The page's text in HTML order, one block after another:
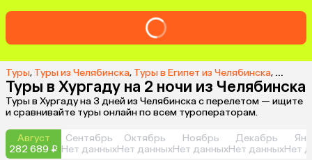
Туры, Туры из Челябинска, Туры в Египет из Челябинска, Туры в
Туры в Хургаду на 2 ночи из Челябинска
Туры в Хургаду на 3 дней из Челябинска с перелетом — ищите
и сравнивайте туры онлайн по всем туроператорам.
Август
282 689 ₽
Сентябрь
Нет данных
Октябрь
Нет данных
Ноябрь
Нет данных
Декабрь
Нет данныхНет